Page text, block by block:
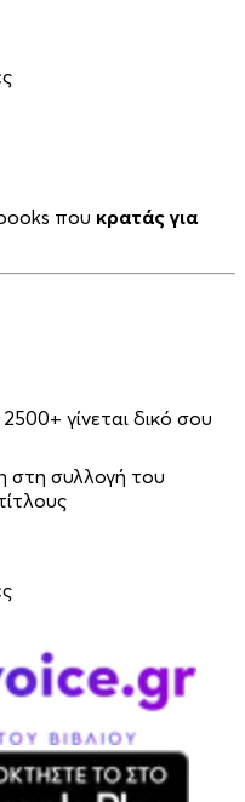
που κρατάς για
γίνεται δικό σου
στη συλλογή του